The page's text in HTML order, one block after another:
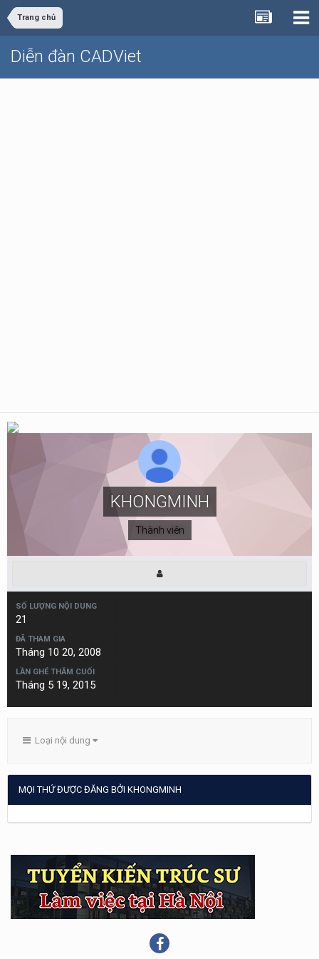
Trang chủ
Diễn đàn CADViet
KHONGMINH
Thành viên
SỐ LƯỢNG NỘI DUNG
21
ĐÃ THAM GIA
Tháng 10 20, 2008
LẦN GHÉ THĂM CUỐI
Tháng 5 19, 2015
Loại nội dung
MỌI THỨ ĐƯỢC ĐĂNG BỞI KHONGMINH